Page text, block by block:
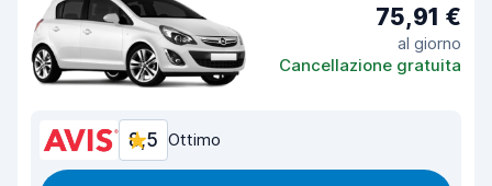
75,91 €
al giorno
Cancellazione gratuita
8,5 Ottimo